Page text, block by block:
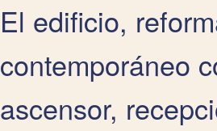
El edificio,
contemporáneo
ascensor,